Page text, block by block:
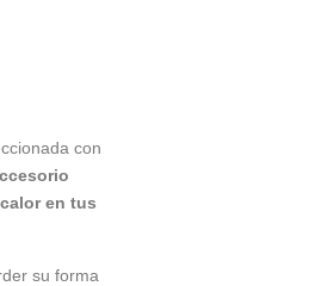
con
en tus
su forma